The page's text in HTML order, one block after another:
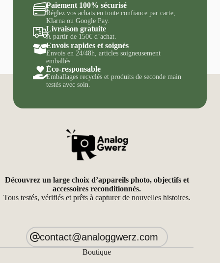
Paiement 100% sécurisé
Réglez vos achats en toute confiance par carte,
Klarna ou Google Pay.
Livraison gratuite
À partir de 150€ d’achat.
Envois rapides et soignés
Envois en 24/48h, articles soigneusement
emballés.
Éco-responsable
Emballages recyclés et produits de seconde main
testés avec soin.
Découvrez un large choix d’appareils photo, objectifs et
accessoires reconditionnés.
Tous testés, vérifiés et prêts à capturer de nouvelles histoires.
contact@analoggwerz.com
Boutique